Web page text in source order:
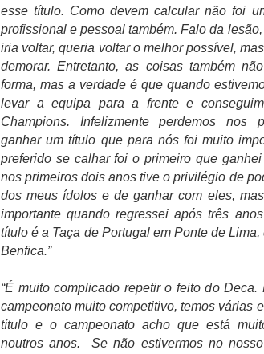
esse título. Como devem calcular não foi
profissional e pessoal também. Falo da
iria voltar, queria voltar o melhor possível,
demorar. Entretanto, as coisas também
forma, mas a verdade é que quando
levar a equipa para a frente e
Champions. Infelizmente perdemos nos
ganhar um título que para nós foi muito
preferido se calhar foi o primeiro que
nos primeiros dois anos tive o privilégio de
dos meus ídolos e de ganhar com eles,
importante quando regressei após três
título é a Taça de Portugal em Ponte de
Benfica.”
“É muito complicado repetir o feito do
campeonato muito competitivo, temos várias
título e o campeonato acho que está
noutros anos. Se não estivermos no
JUL
31
Turbulência no
aberto lugares
O mercado de Superbike está
lugares por preencher. Neste
contratos confirmados, deixando
Andrea Locatelli, Remy Gardner
Lowes a correr pela Marc VDS,
Lowes e Axel Bassani a correr
e Iker Lecuona, são os pilotos
ano.
JUL
31
Campeonato
época
Realizou-se na tarde desta
para a próxima época.
Ficou assim definido o
PLACARD de Hóquei em